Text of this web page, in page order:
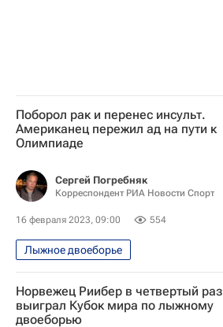
Поборол рак и перенес инсульт.
Американец пережил ад на пути к
Олимпиаде
Сергей Погребняк
Корреспондент РИА Новости Спорт
16 февраля 2023, 09:00 554
Лыжное двоеборье
Зимние Олимпийские игры 2014
Олимпийские игры
Прыжки с трамплина - Сочи 2014
Норвежец Риибер в четвертый раз
выиграл Кубок мира по лыжному
двоеборью